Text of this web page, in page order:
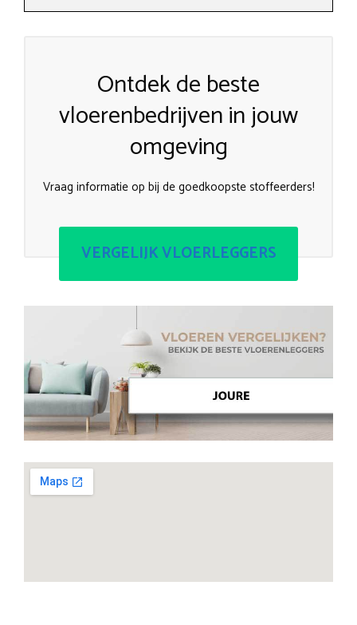
Ontdek de beste
vloerenbedrijven in jouw
omgeving
Vraag informatie op bij de goedkoopste stoffeerders!
VERGELIJK VLOERLEGGERS